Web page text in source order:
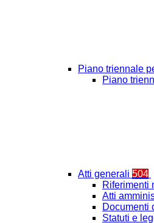
Piano triennale
Piano
Atti generali 504
Riferimenti
Atti
Documenti
Statuti e